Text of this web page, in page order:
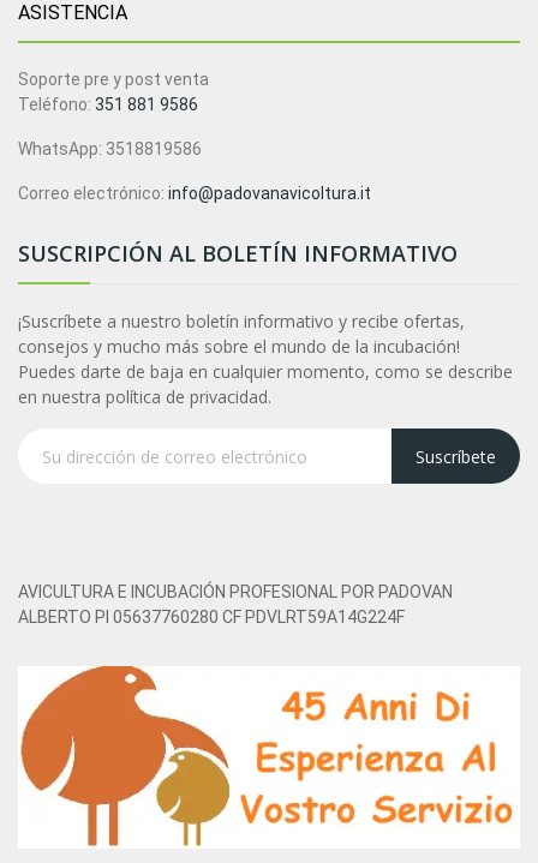
ASISTENCIA
Soporte pre y post venta
Teléfono: 351 881 9586
WhatsApp: 3518819586
Correo electrónico: info@padovanavicoltura.it
SUSCRIPCIÓN AL BOLETÍN INFORMATIVO
¡Suscríbete a nuestro boletín informativo y recibe ofertas,
consejos y mucho más sobre el mundo de la incubación!
Puedes darte de baja en cualquier momento, como se describe
en nuestra política de privacidad.
Suscríbete
AVICULTURA E INCUBACIÓN PROFESIONAL POR PADOVAN
ALBERTO PI 05637760280 CF PDVLRT59A14G224F